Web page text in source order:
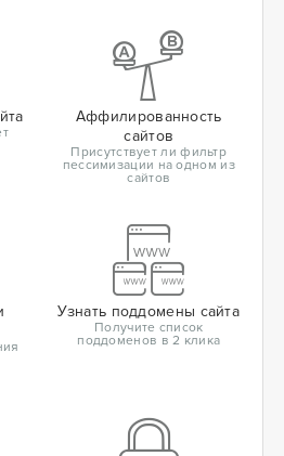
Аффилированность
сайтов
Присутствует ли фильтр
пессимизации на одном из
сайтов
Узнать поддомены сайта
Получите список
поддоменов в 2 клика